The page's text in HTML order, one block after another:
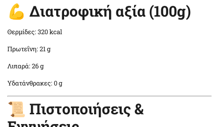
💪 Διατροφική αξία (100g)
Θερμίδες: 320 kcal
Πρωτεΐνη: 21 g
Λιπαρά: 26 g
Υδατάνθρακες: 0 g
📜 Πιστοποιήσεις &